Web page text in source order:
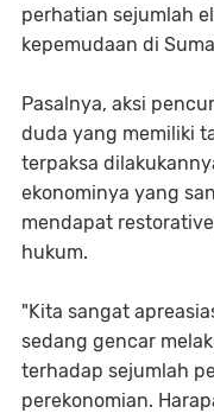
perhatian sejumlah
kepemudaan di
Pasalnya, aksi
duda yang memiliki
terpaksa
ekonominya yang
mendapat
hukum.
"Kita sangat
sedang gencar
terhadap sejumlah
perekonomian.